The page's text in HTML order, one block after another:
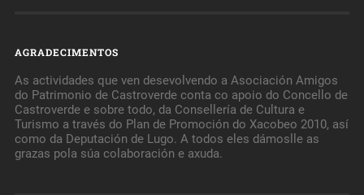
AGRADECIMENTOS
As actividades que ven desevolvendo a Asociación Amigos
do Patrimonio de Castroverde conta co apoio do Concello de
Castroverde e sobre todo, da Consellería de Cultura e
Turismo a través do Plan de Promoción do Xacobeo 2010, así
como da Deputación de Lugo. A todos eles dámoslle as
grazas pola súa colaboración e axuda.